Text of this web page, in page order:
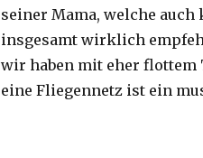
seiner Mama, welche
insgesamt wirklich
wir haben mit eher flottem
eine Fliegennetz ist ein